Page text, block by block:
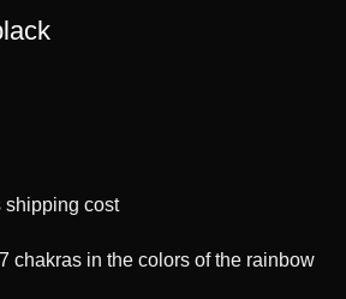
shipping cost
chakras in the colors of the rainbow